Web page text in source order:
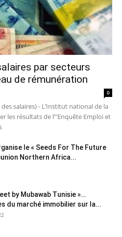
par secteurs
de rémunération
0
salaires) - L’Institut national de la
les résultats de l’"Enquête Emploi et
le « Seeds For The Future
Northern Africa...
by Mubawab Tunisie »…
du marché immobilier sur la...